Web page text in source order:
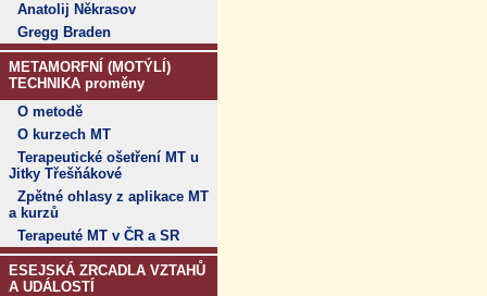
Anatolij Někrasov
Gregg Braden
METAMORFNÍ (MOTÝLÍ)
TECHNIKA proměny
O metodě
O kurzech MT
Terapeutické ošetření MT u
Jitky Třešňákové
Zpětné ohlasy z aplikace MT
a kurzů
Terapeuté MT v ČR a SR
ESEJSKÁ ZRCADLA VZTAHŮ
A UDÁLOSTÍ